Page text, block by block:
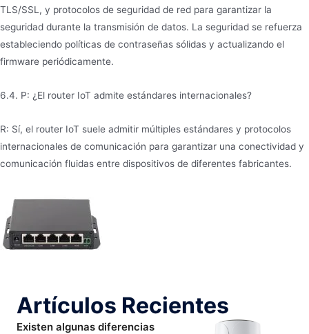
TLS/SSL, y protocolos de seguridad de red para garantizar la
seguridad durante la transmisión de datos. La seguridad se refuerza
estableciendo políticas de contraseñas sólidas y actualizando el
firmware periódicamente.
6.4. P: ¿El router IoT admite estándares internacionales?
R: Sí, el router IoT suele admitir múltiples estándares y protocolos
internacionales de comunicación para garantizar una conectividad y
comunicación fluidas entre dispositivos de diferentes fabricantes.
Artículos Recientes
Existen algunas diferencias